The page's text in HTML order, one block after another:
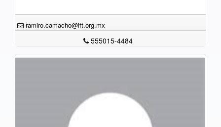
ramiro.camacho@ift.org.mx
555015-4484